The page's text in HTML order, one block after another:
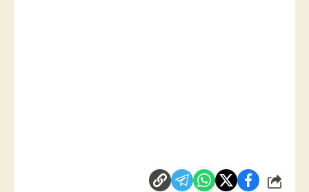
شارك